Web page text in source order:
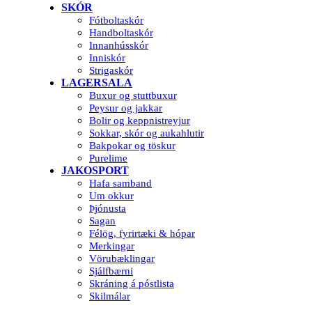
SKÓR
Fótboltaskór
Handboltaskór
Innanhússkór
Inniskór
Strigaskór
LAGERSALA
Buxur og stuttbuxur
Peysur og jakkar
Bolir og keppnistreyjur
Sokkar, skór og aukahlutir
Bakpokar og töskur
Purelime
JAKOSPORT
Hafa samband
Um okkur
Þjónusta
Sagan
Félög, fyrirtæki & hópar
Merkingar
Vörubæklingar
Sjálfbærni
Skráning á póstlista
Skilmálar